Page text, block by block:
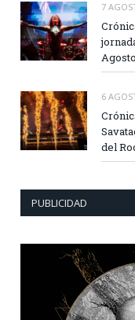
7
6
del
PUBLICIDAD